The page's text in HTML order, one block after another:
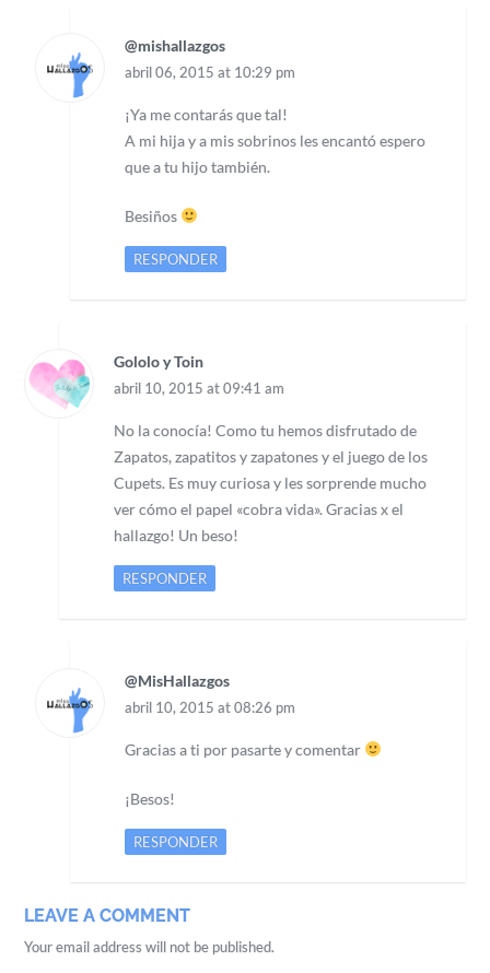
@mishallazgos
abril 06, 2015 at 10:29 pm
¡Ya me contarás que tal!
A mi hija y a mis sobrinos les encantó espero
que a tu hijo también.
Besiños
RESPONDER
Gololo y Toin
abril 10, 2015 at 09:41 am
No la conocía! Como tu hemos disfrutado de
Zapatos, zapatitos y zapatones y el juego de los
Cupets. Es muy curiosa y les sorprende mucho
ver cómo el papel «cobra vida». Gracias x el
hallazgo! Un beso!
RESPONDER
@MisHallazgos
abril 10, 2015 at 08:26 pm
Gracias a ti por pasarte y comentar
¡Besos!
RESPONDER
LEAVE A COMMENT
Your email address will not be published.